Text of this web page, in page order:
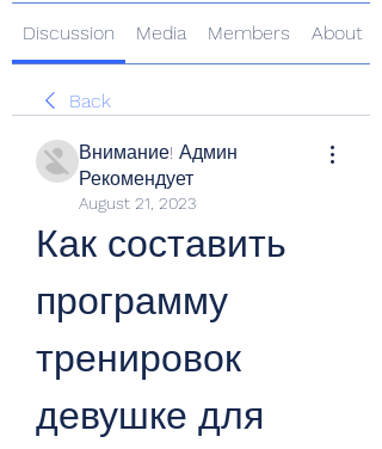
Discussion Media Members About
Back
Внимание! Админ
Рекомендует
August 21, 2023
Как составить
программу
тренировок
девушке для